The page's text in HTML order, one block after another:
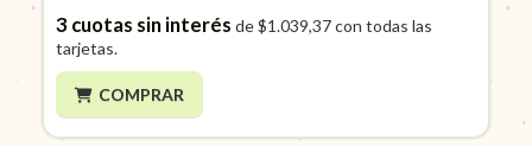
3cuotas sin interés de$1.039,37con todas las
tarjetas.
COMPRAR